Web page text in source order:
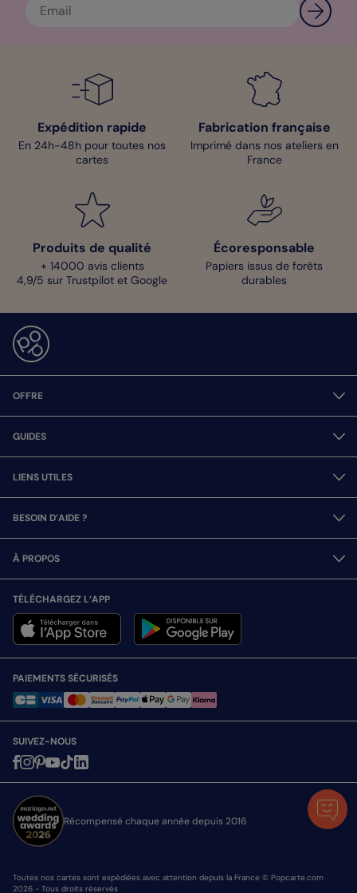
Expédition rapide
En 24h-48h pour toutes nos
cartes
Fabrication française
Imprimé dans nos ateliers en
France
Produits de qualité
+ 14000 avis clients
4,9/5 sur Trustpilot et Google
Écoresponsable
Papiers issus de forêts
durables
OFFRE
GUIDES
LIENS UTILES
BESOIN D’AIDE ?
À PROPOS
TÉLÉCHARGEZ L’APP
PAIEMENTS SÉCURISÉS
SUIVEZ-NOUS
Récompensé chaque année depuis 2016
Toutes nos cartes sont expédiées avec attention depuis la France © Popcarte.com
2026 - Tous droits réservés